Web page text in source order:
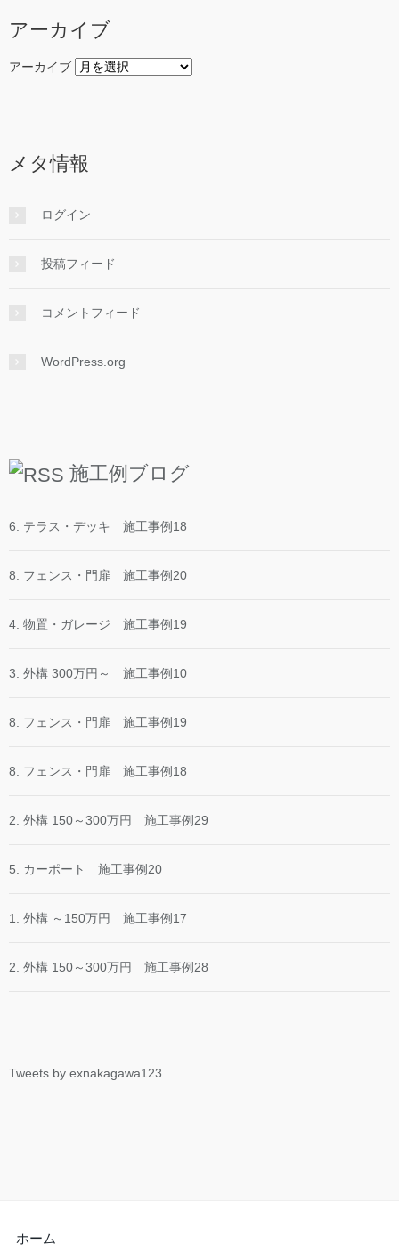
アーカイブ
アーカイブ
メタ情報
ログイン
投稿フィード
コメントフィード
WordPress.org
施工例ブログ
6. テラス・デッキ 施工事例18
8. フェンス・門扉 施工事例20
4. 物置・ガレージ 施工事例19
3. 外構 300万円～ 施工事例10
8. フェンス・門扉 施工事例19
8. フェンス・門扉 施工事例18
2. 外構 150～300万円 施工事例29
5. カーポート 施工事例20
1. 外構 ～150万円 施工事例17
2. 外構 150～300万円 施工事例28
Tweets by exnakagawa123
ホーム